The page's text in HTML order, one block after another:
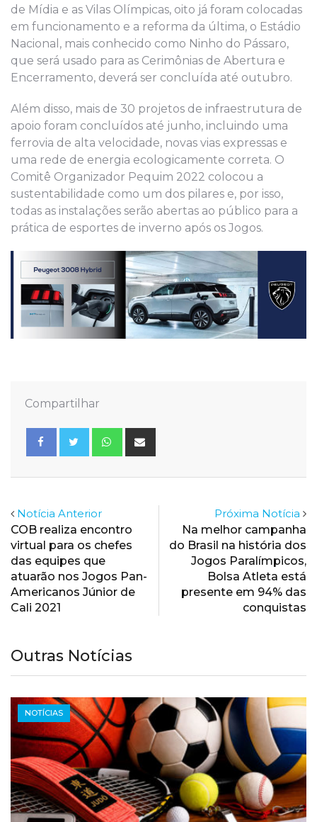
de Mídia e as Vilas Olímpicas, oito já foram colocadas
em funcionamento e a reforma da última, o Estádio
Nacional, mais conhecido como Ninho do Pássaro,
que será usado para as Cerimônias de Abertura e
Encerramento, deverá ser concluída até outubro.
Além disso, mais de 30 projetos de infraestrutura de
apoio foram concluídos até junho, incluindo uma
ferrovia de alta velocidade, novas vias expressas e
uma rede de energia ecologicamente correta. O
Comitê Organizador Pequim 2022 colocou a
sustentabilidade como um dos pilares e, por isso,
todas as instalações serão abertas ao público para a
prática de esportes de inverno após os Jogos.
Compartilhar
Whatsapp
Notícia Anterior
COB realiza encontro
virtual para os chefes
das equipes que
atuarão nos Jogos Pan-
Americanos Júnior de
Cali 2021
Próxima Notícia
Na melhor campanha
do Brasil na história dos
Jogos Paralímpicos,
Bolsa Atleta está
presente em 94% das
conquistas
Outras Notícias
NOTÍCIAS